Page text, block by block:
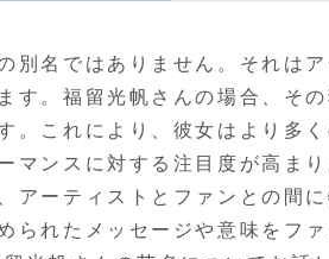
別名ではありません。それは
す。福留光帆さんの場合、そ
。これにより、彼女はより多
マンスに対する注目度が高ま
アーティストとファンとの間
られたメッセージや意味をフ